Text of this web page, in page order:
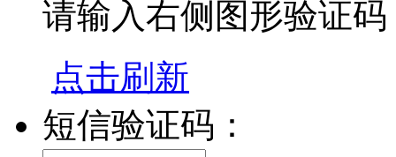
请输入右侧图形验证码
点击刷新
短信验证码：